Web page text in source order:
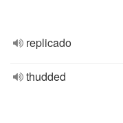
replicado
thudded